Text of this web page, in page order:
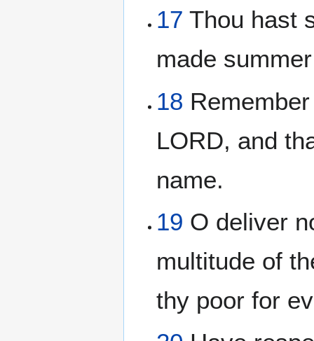
17 Thou hast
made
18
LORD, and
name.
19 O deliver
multitude of
thy poor for